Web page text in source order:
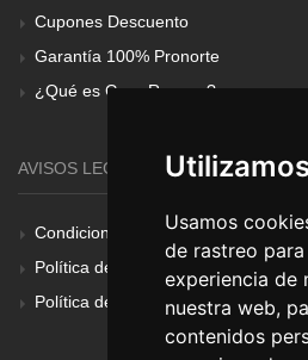
Usamos
de rastreo
experiencia de
nuestra web,
contenidos
Cupones Descuento
Garantía 100% Pronorte
¿Qué es Gear Renove?
AVISOS LEGALES
Condiciones Generales
Política de Cookies
Política de Privacidad